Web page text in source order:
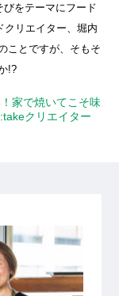
をテーマにフード
クリエイター、堀内
ことですが、そもそ
か!?
家で焼いてこそ味
クリエイター